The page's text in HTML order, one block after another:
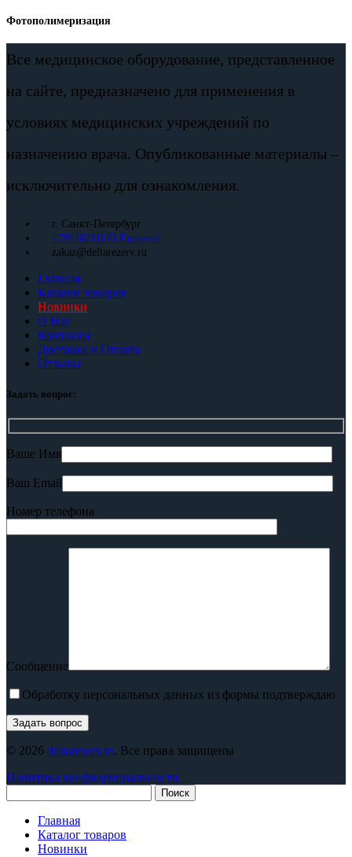
Фотополимеризация
Все медицинское оборудование, представленное
на сайте, предназначено для применения в
условиях медицинских учреждений по
назначению врача. Опубликованные материалы –
исключительно для ознакомления.
г. Санкт-Петербург
+79110211133 Евгений
zakaz@deltarezerv.ru
Главная
Каталог товаров
Новинки
О Нас
Контакты
Доставка и Оплата
Отзывы
Задать вопрос:
Ваше Имя
Ваш Email
Номер телефона
Сообщение
Обработку персональных данных из формы подтверждаю
© 2026 deltarezerv.ru. Все права защищены
Политика конфиденциальности
Поиск
Главная
Каталог товаров
Новинки